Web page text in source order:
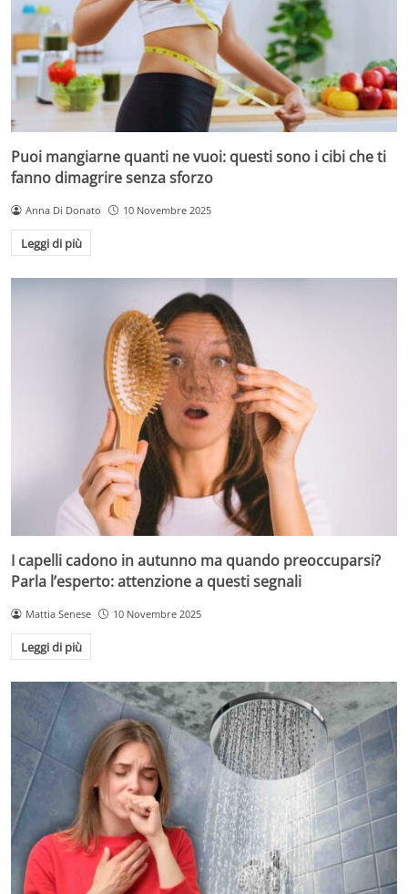
Puoi mangiarne quanti ne vuoi: questi sono i cibi che ti
fanno dimagrire senza sforzo
Anna Di Donato 10 Novembre 2025
Leggi di più
I capelli cadono in autunno ma quando preoccuparsi?
Parla l’esperto: attenzione a questi segnali
Mattia Senese 10 Novembre 2025
Leggi di più